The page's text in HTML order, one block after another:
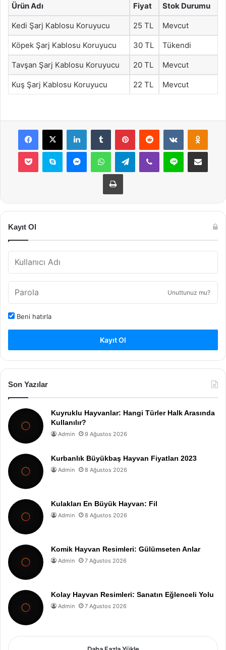
Ürün Adı Fiyat Stok Durumu
Kedi Şarj Kablosu Koruyucu 25 TL Mevcut
Köpek Şarj Kablosu Koruyucu 30 TL Tükendi
Tavşan Şarj Kablosu Koruyucu 20 TL Mevcut
Kuş Şarj Kablosu Koruyucu 22 TL Mevcut
Facebook
X LinkedInTumblr PinterestReddit VKontakte
Pocket Skype MessengerWhatsAppTelegramViber Line E-Posta ile
Yazdır
Kayıt Ol
Unuttunuz mu?
Beni hatırla
Kayıt Ol
Son Yazılar
Kuyruklu Hayvanlar: Hangi Türler Halk Arasında
Kullanılır?
Admin 9 Ağustos 2026
Kurbanlık Büyükbaş Hayvan Fiyatları 2023
Admin 8 Ağustos 2026
Kulakları En Büyük Hayvan: Fil
Admin 8 Ağustos 2026
Komik Hayvan Resimleri: Gülümseten Anlar
Admin 7 Ağustos 2026
Kolay Hayvan Resimleri: Sanatın Eğlenceli Yolu
Admin 7 Ağustos 2026